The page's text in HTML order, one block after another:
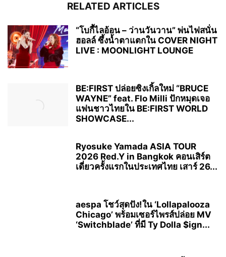
RELATED ARTICLES
“โบกี้ไลอ้อน – ว่านวันวาน” พ่นไฟสนั่น
ฮอลล์ ซึ้งน้ำตาแตกใน COVER NIGHT
LIVE : MOONLIGHT LOUNGE
BE:FIRST ปล่อยซิงเกิ้ลใหม่ “BRUCE
WAYNE” feat. Flo Milli ปักหมุดเจอ
แฟนชาวไทยใน BE:FIRST WORLD
SHOWCASE...
Ryosuke Yamada ASIA TOUR
2026 Red.Y in Bangkok คอนเสิร์ต
เดี่ยวครั้งแรกในประเทศไทย เสาร์ 26...
aespa โชว์สุดปัง!ใน ‘Lollapalooza
Chicago’ พร้อมเซอร์ไพรส์ปล่อย MV
‘Switchblade’ ที่มี Ty Dolla $ign...